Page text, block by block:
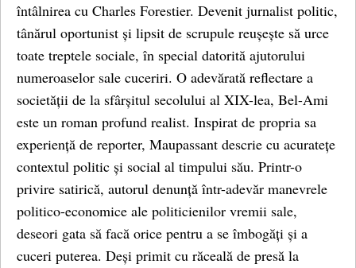
întâlnirea cu Charles Forestier. Devenit jurnalist politic,
tânărul oportunist și lipsit de scrupule reușește să urce
toate treptele sociale, în special datorită ajutorului
numeroaselor sale cuceriri. O adevărată reflectare a
societății de la sfârșitul secolului al XIX-lea, Bel-Ami
este un roman profund realist. Inspirat de propria sa
experiență de reporter, Maupassant descrie cu acuratețe
contextul politic și social al timpului său. Printr-o
privire satirică, autorul denunță într-adevăr manevrele
politico-economice ale politicienilor vremii sale,
deseori gata să facă orice pentru a se îmbogăți și a
cuceri puterea. Deși primit cu răceală de presă la